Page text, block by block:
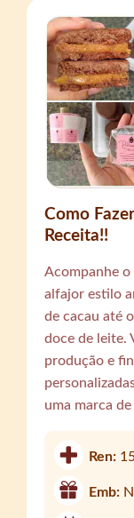
Como
Receita!!
Acompanhe o
alfajor estilo
de cacau até
doce de leite.
produção e
uma marca de
Ren:
Emb: